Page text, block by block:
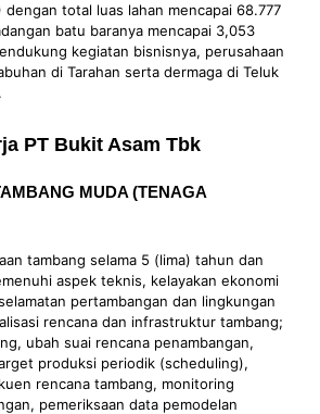
dengan total luas lahan mencapai 68.777
batu baranya mencapai 3,053
kegiatan bisnisnya, perusahaan
di Tarahan serta dermaga di Teluk
PT Bukit Asam Tbk
MUDA (TENAGA
tambang selama 5 (lima) tahun dan
aspek teknis, kelayakan ekonomi
pertambangan dan lingkungan
rencana dan infrastruktur tambang;
ubah suai rencana penambangan,
produksi periodik (scheduling),
rencana tambang, monitoring
pemeriksaan data pemodelan